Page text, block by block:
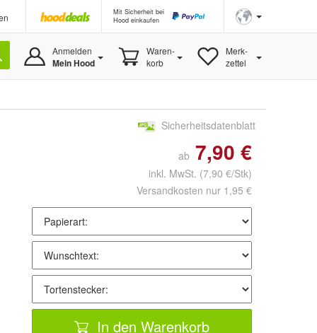
Mit Sicherheit bei
Hood einkaufen
Anmelden
Mein Hood
Waren-
korb
Merk-
zettel
Sicherheitsdatenblatt
ab 7,90 €
inkl. MwSt. (7,90 €/Stk)
Versandkosten nur 1,95 €
In den Warenkorb